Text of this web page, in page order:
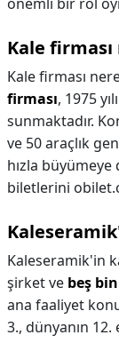
Kale
Kale firması
firması, 1975
sunmaktadır.
ve 50 araçlık
hızla
biletlerini
Kaleseramik'in
şirket ve beş
ana faaliyet
3., dünyanın